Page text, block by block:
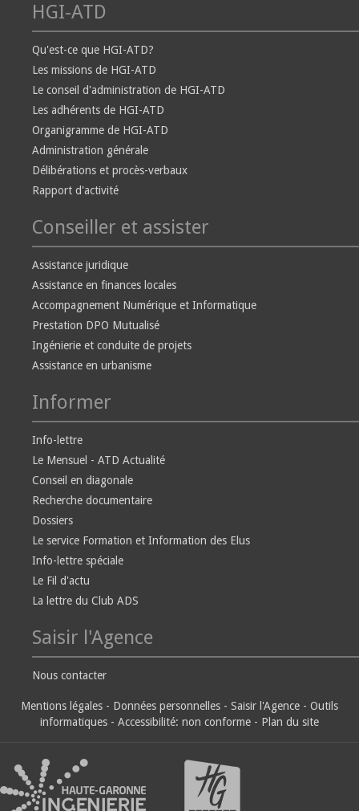
HGI-ATD
Qu'est-ce que HGI-ATD?
Les missions de HGI-ATD
Le conseil d'administration de HGI-ATD
Les adhérents de HGI-ATD
Organigramme de HGI-ATD
Administration générale
Délibérations et procès-verbaux
Rapport d'activité
Conseiller et assister
Assistance juridique
Assistance en finances locales
Accompagnement Numérique et Informatique
Prestation DPO Mutualisé
Ingénierie et conduite de projets
Assistance en urbanisme
Informer
Info-lettre
Le Mensuel - ATD Actualité
Conseil en diagonale
Recherche documentaire
Dossiers
Le service Formation et Information des Elus
Info-lettre spéciale
Le Fil d'actu
La lettre du Club ADS
Saisir l'Agence
Nous contacter
Mentions légales - Données personnelles - Saisir l'Agence - Outils
informatiques - Accessibilité: non conforme - Plan du site